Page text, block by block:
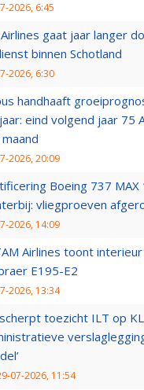
2026, 6:45
Airlines gaat jaar langer
binnen Schotland
2026, 6:30
handhaaft
eind volgend jaar 75
2026, 20:09
Boeing 737 MAX
vliegproeven
2026, 14:09
Airlines toont
E195-E2
2026, 13:34
toezicht ILT op
07-2026, 11:54